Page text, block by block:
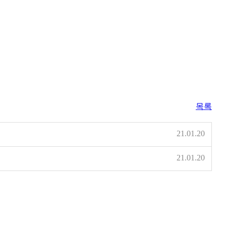
목록
21.01.20
21.01.20